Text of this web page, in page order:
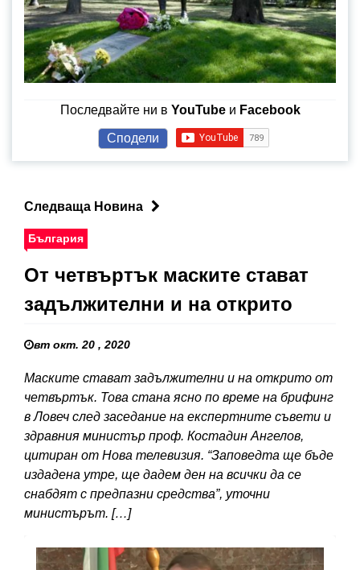
Последвайте ни в YouTubeи Facebook
Сподели
Следваща Новина
България
От четвъртък маските стават
задължителни и на открито
вт окт. 20 , 2020
Маските стават задължителни и на открито от
четвъртък. Това стана ясно по време на брифинг
в Ловеч след заседание на експертните съвети и
здравния министър проф. Костадин Ангелов,
цитиран от Нова телевизия. “Заповедта ще бъде
издадена утре, ще дадем ден на всички да се
снабдят с предпазни средства”, уточни
министърът. […]